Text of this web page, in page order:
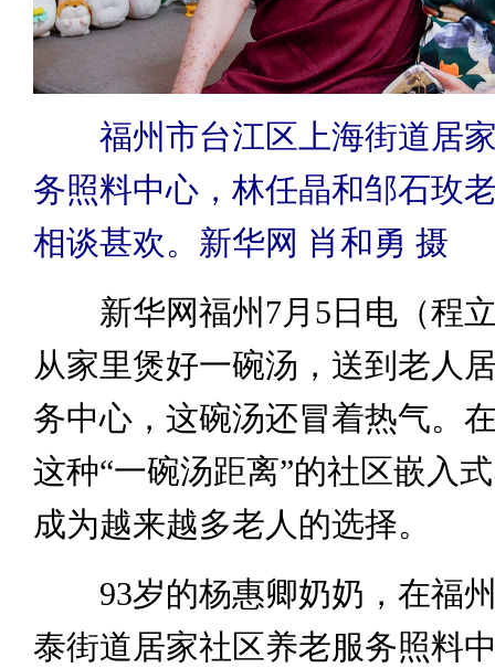
福州市台江区上海街道居
务照料中心，林任晶和邹石玫
相谈甚欢。新华网 肖和勇 摄
新华网福州7月5日电（程立
从家里煲好一碗汤，送到老人
务中心，这碗汤还冒着热气。
这种“一碗汤距离”的社区嵌入
成为越来越多老人的选择。
93岁的杨惠卿奶奶，在福州
泰街道居家社区养老服务照料